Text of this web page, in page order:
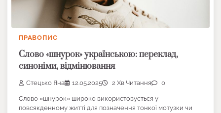
ПРАВОПИС
Слово «шнурок» українською: переклад,
синоніми, відмінювання
Стецько Яна 12.05.2025 2 Хв Читання 0
Слово «шнурок» широко використовується у
повсякденному житті для позначення тонкої мотузки чи